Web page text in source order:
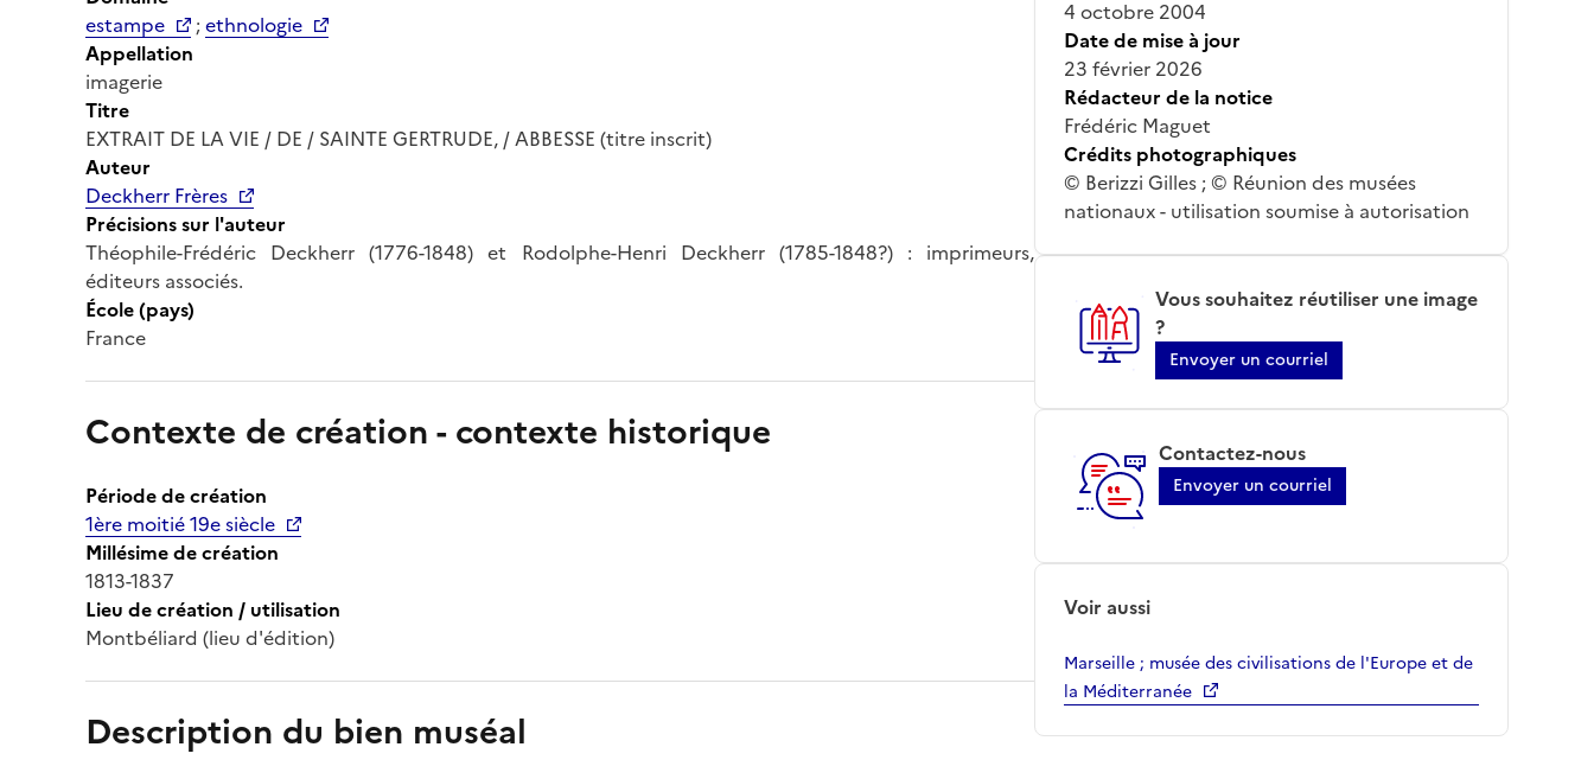
estampe
;ethnologie
Appellation
imagerie
Titre
EXTRAIT DE LA VIE / DE / SAINTE GERTRUDE, / ABBESSE (titre inscrit)
Auteur
Deckherr Frères
Précisions sur l'auteur
Théophile-Frédéric Deckherr (1776-1848) et Rodolphe-Henri Deckherr (1785-1848?) : imprimeurs,
éditeurs associés.
École (pays)
France
Contexte de création - contexte historique
Période de création
1ère moitié 19e siècle
Millésime de création
1813-1837
Lieu de création / utilisation
Montbéliard (lieu d'édition)
Description du bien muséal
4 octobre 2004
Date de mise à jour
23 février 2026
Rédacteur de la notice
Frédéric Maguet
Crédits photographiques
© Berizzi Gilles ; © Réunion des musées
nationaux - utilisation soumise à autorisation
Vous souhaitez réutiliser une image
?
Envoyer un courriel
Contactez-nous
Envoyer un courriel
Voir aussi
Marseille ; musée des civilisations de l'Europe et de
la Méditerranée